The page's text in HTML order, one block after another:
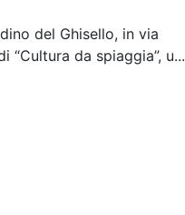
del Ghisello, in via
“Cultura da spiaggia”, u...